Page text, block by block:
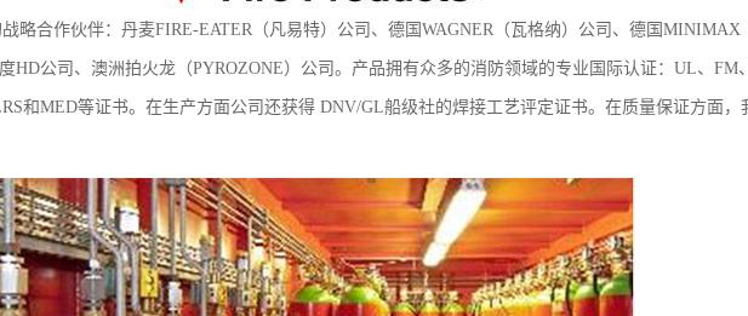
略合作伙伴：丹麦FIRE-EATER（凡易特）公司、德国WAGNER（瓦格纳）公司、德国
公司、澳洲拍火龙（PYROZONE）公司。产品拥有众多的消防领域的专业国际认证：UL、FM
和MED等证书。在生产方面公司还获得 DNV/GL船级社的焊接工艺评定证书。在质量保证方面，